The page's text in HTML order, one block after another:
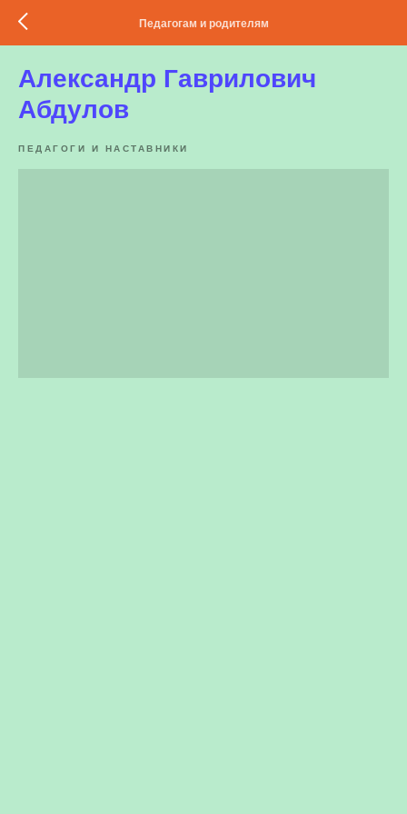
Педагогам и родителям
Александр Гаврилович
Абдулов
ПЕДАГОГИ И НАСТАВНИКИ